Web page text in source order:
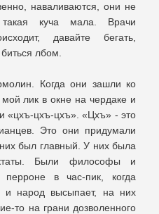
наваливаются, они не
такая куча мала. Врачи
давайте бегать,
лбом.
Когда они зашли ко
лик в окне на чердаке и
«цхъ-цхъ-цхъ». «Цхъ» - это
Это они придумали
был главный. У них была
Были философы и
в час-пик, когда
и народ высыпает, на них
то на грани дозволенного